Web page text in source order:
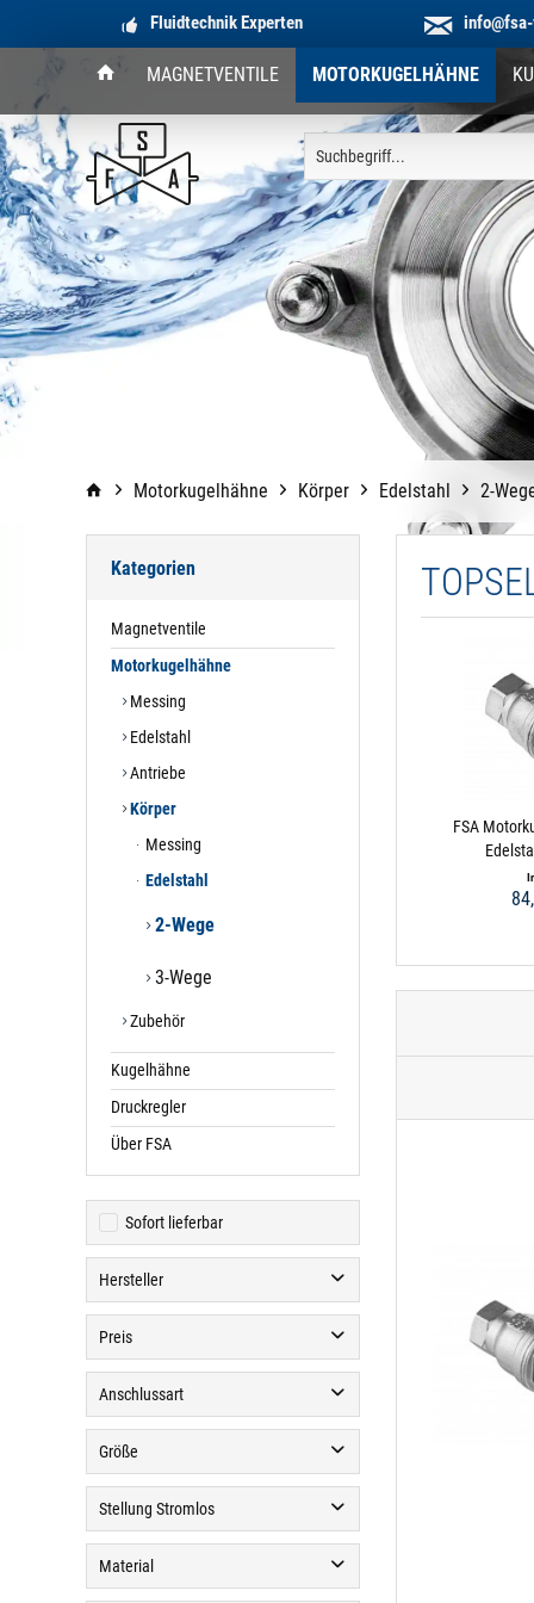
Fluidtechnik Experten
MAGNETVENTILE MOTORKUGELHÄHNE
Motorkugelhähne Körper Edelstahl 2-
Kategorien
Magnetventile
Motorkugelhähne
Messing
Edelstahl
Antriebe
Körper
Messing
Edelstahl
2-Wege
3-Wege
Zubehör
Kugelhähne
Druckregler
Über FSA
Sofort lieferbar
Hersteller
Fluid Systems & Automation GmbH
Preis
von47,90 €bis284,90 €
Anschlussart
G-Gewinde
Milchgewinde
Größe
DN 15
DN 20
DN 25
Stellung Stromlos
Stromlos geschlossen
Stromlos offen
Material
FSA